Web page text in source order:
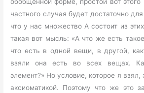
частного случая будет достаточно
что у нас множество А состоит из
такая вот мысль: «А что же есть
что есть в одной вещи, в другой,
взяли она есть во всех вещах.
элемент?» Но условие, которое я взял,
аксиоматикой. Поэтому что же это